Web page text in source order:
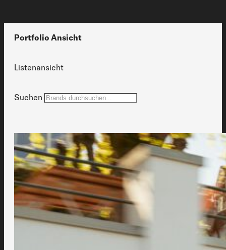
Portfolio Ansicht
Listenansicht
Suchen